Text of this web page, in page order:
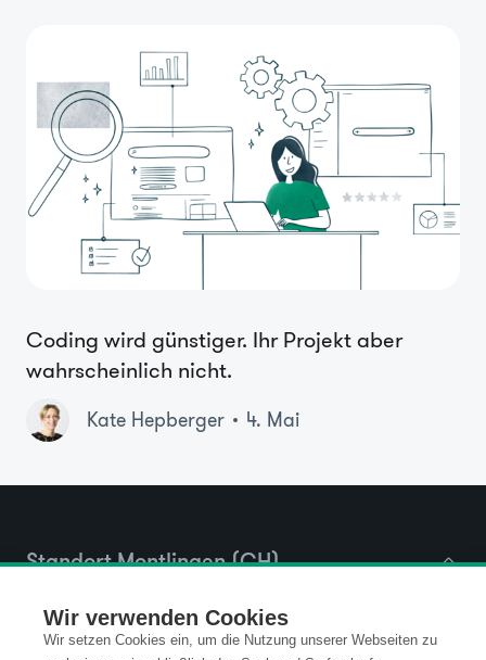
Wir verwenden Cookies
Wir setzen Cookies ein, um die Nutzung unserer Webseiten zu
Coding wird günstiger. Ihr Projekt aber
wahrscheinlich nicht.
Kate Hepberger 4. Mai
Standort Montlingen (CH)
Gmeindstrasse 25
9462 Montlingen